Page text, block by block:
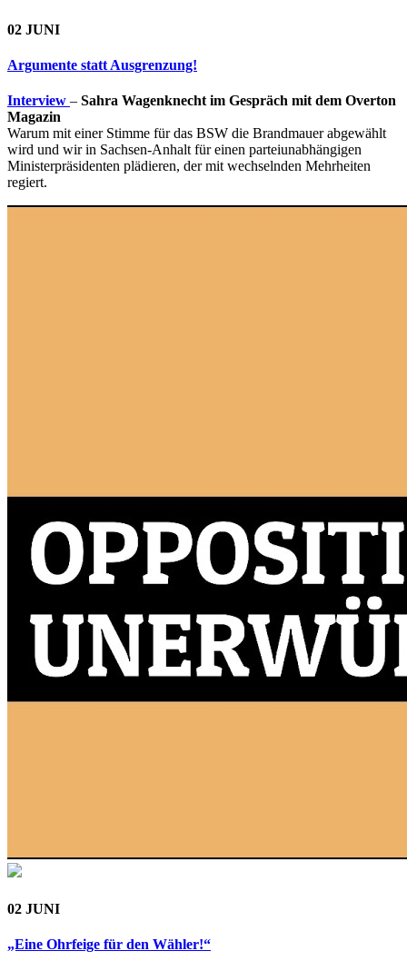
02 JUNI
Argumente statt Ausgrenzung!
Interview – Sahra Wagenknecht im Gespräch mit dem Overton
Magazin
Warum mit einer Stimme für das BSW die Brandmauer abgewählt
wird und wir in Sachsen-Anhalt für einen parteiunabhängigen
Ministerpräsidenten plädieren, der mit wechselnden Mehrheiten
regiert.
02 JUNI
„Eine Ohrfeige für den Wähler!“